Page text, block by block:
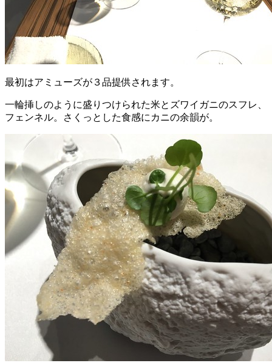
最初はアミューズが３品提供されます。
一輪挿しのように盛りつけられた米とズワイガニのスフレ、
フェンネル。さくっとした食感にカニの余韻が。